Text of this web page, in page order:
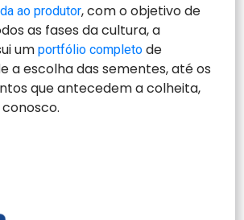
ao produtor, com o objetivo de
as fases da cultura, a
umportfólio completo de
a escolha das sementes, até os
que antecedem a colheita,